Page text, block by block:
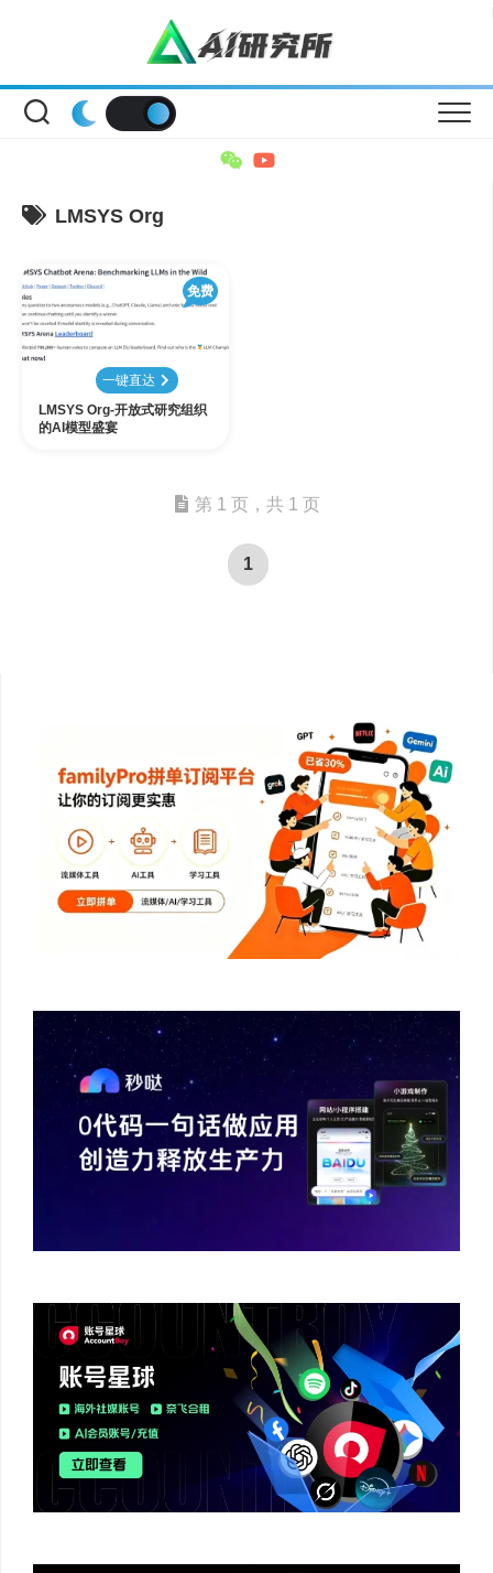
LMSYS Org
免费
一键直达
LMSYS Org-开放式研究组织
的AI模型盛宴
第 1 页，共 1 页
1